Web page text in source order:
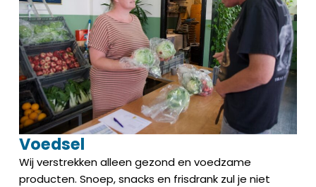
Voedsel
Wij verstrekken alleen gezond en voedzame
producten. Snoep, snacks en frisdrank zul je niet